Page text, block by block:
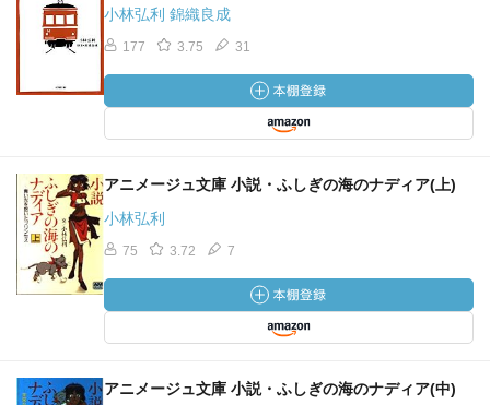
小林弘利 錦織良成
177 3.75 31
アニメージュ文庫 小説・ふしぎの海のナディア(上)
小林弘利
75 3.72 7
アニメージュ文庫 小説・ふしぎの海のナディア(中)